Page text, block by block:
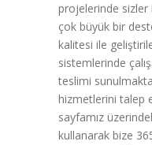
projelerinde sizler
çok büyük bir
kalitesi ile
sistemlerinde
teslimi
hizmetlerini talep
sayfamız
kullanarak bize